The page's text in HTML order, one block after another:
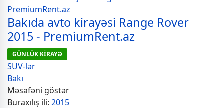
Bakıda avto kirayəsi Range Rover
2015 - PremiumRent.az
GÜNLÜK KİRAYƏ
SUV-lər
Bakı
Məsafəni göstər
Buraxılış ili: 2015